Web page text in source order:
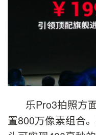
乐Pro3拍照方
置800万像素组合